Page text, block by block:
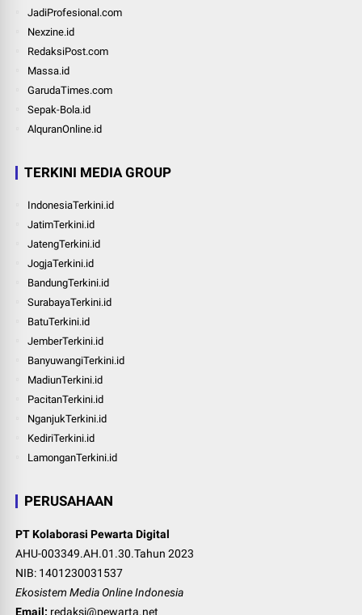
JadiProfesional.com
Nexzine.id
RedaksiPost.com
Massa.id
GarudaTimes.com
Sepak-Bola.id
AlquranOnline.id
TERKINI MEDIA GROUP
IndonesiaTerkini.id
JatimTerkini.id
JatengTerkini.id
JogjaTerkini.id
BandungTerkini.id
SurabayaTerkini.id
BatuTerkini.id
JemberTerkini.id
BanyuwangiTerkini.id
MadiunTerkini.id
PacitanTerkini.id
NganjukTerkini.id
KediriTerkini.id
LamonganTerkini.id
PERUSAHAAN
PT Kolaborasi Pewarta Digital
AHU-003349.AH.01.30.Tahun 2023
NIB: 1401230031537
Ekosistem Media Online Indonesia
Email: redaksi@pewarta.net